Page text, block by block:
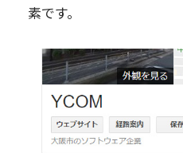
素です。